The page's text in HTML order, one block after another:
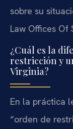
sobre su
Law Offices Of
¿Cuál es la
restricción y
Virginia?
En la práctica
“orden de